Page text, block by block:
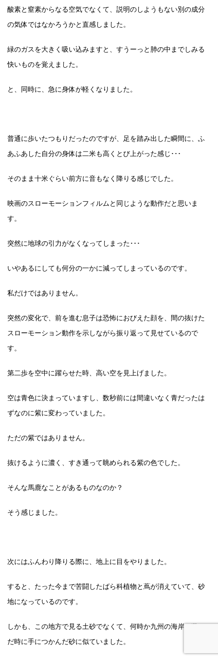
酸素と窒素からなる空気でなくて、説明のしようもない別の成分
の気体ではなかろうかと直感しました。
緑のガスを大きく吸い込みますと、すうーっと肺の中までしみる
快いものを覚えました。
と、同時に、急に身体が軽くなりました。
普通に歩いたつもりだったのですが、足を踏み出した瞬間に、ふ
あふあした自分の身体は二米も高くとび上がった感じ･･･
そのまま十米ぐらい前方に音もなく降りる感じでした。
映画のスローモーションフィルムと同じような動作だと思いま
す。
突然に地球の引力がなくなってしまった･･･
いやあるにしても何分の一かに減ってしまっているのです。
私だけではありません。
突然の変化で、前を進む息子は恐怖におびえた顔を、間の抜けた
スローモーション動作を示しながら振り返って見せているので
す。
第二歩を空中に躍らせた時、高い空を見上げました。
空は青色に決まっていますし、数秒前には間違いなく青だったは
ずなのに紫に変わっていました。
ただの紫ではありません。
抜けるように濃く、すき通って眺められる紫の色でした。
そんな馬鹿なことがあるものなのか？
そう感じました。
次にはふんわり降りる際に、地上に目をやりました。
すると、たった今まで苦闘したばら科植物と蔦が消えていて、砂
地になっているのです。
しかも、この地方で見る土砂でなくて、何時か九州の海岸に遊ん
だ時に手につかんだ砂に似ていました。